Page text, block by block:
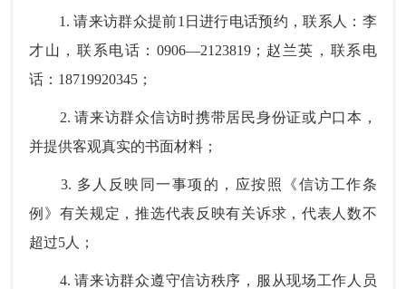
1. 请来访群众提前1日进行电话预约，联系人：李
才山，联系电话：0906—2123819；赵兰英，联系电
话：18719920345；
2. 请来访群众信访时携带居民身份证或户口本，
并提供客观真实的书面材料；
3. 多人反映同一事项的，应按照《信访工作条
例》有关规定，推选代表反映有关诉求，代表人数不
超过5人；
4. 请来访群众遵守信访秩序，服从现场工作人员